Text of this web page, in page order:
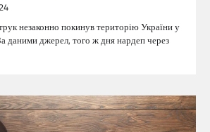
незаконно покинув територію України у
даними джерел, того ж дня нардеп через